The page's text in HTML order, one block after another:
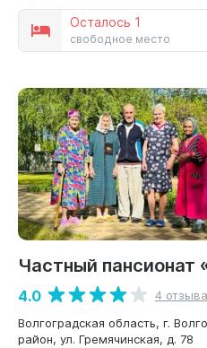
Осталось 1
свободное место
Частный пансионат
4.0
4 отзыва
Волгоградская область, г.
район, ул. Гремячинская, д. 78